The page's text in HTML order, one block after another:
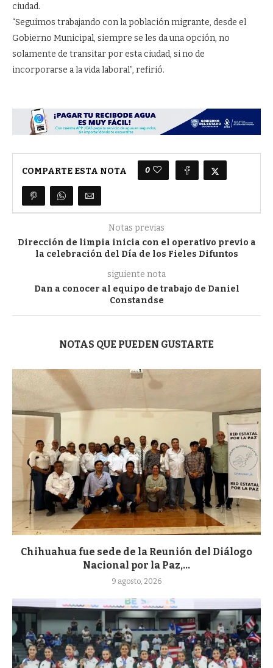
ciudad.
“Seguimos trabajando con la población migrante, desde el
Gobierno Municipal, siempre se les da una opción, no
solamente de transitar por esta ciudad, si no de
incorporarse a la vida laboral”, refirió.
COMPARTE ESTA NOTA 0
Notas previas
Dirección de limpia inicia con el operativo previo a
la celebración del Día de los Fieles Difuntos
siguiente nota
Dan a conocer al equipo de trabajo de Daniel
Constandse
NOTAS QUE PUEDEN GUSTARTE
Chihuahua fue sede de la Reunión del Diálogo
Nacional por la Paz,...
9 agosto, 2026